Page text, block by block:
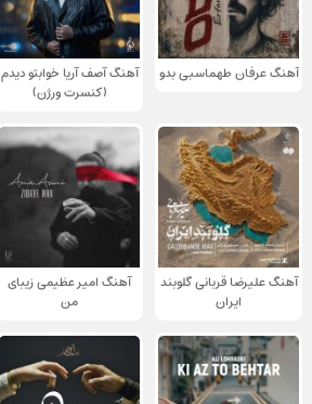
آهنگ عرفان طهماسبی بدو
آهنگ آصف آریا خوابتو دیدم
(کنسرت ورژن)
آهنگ علیرضا قربانی گلوبند
ایران
آهنگ امیر عظیمی زیبای
من